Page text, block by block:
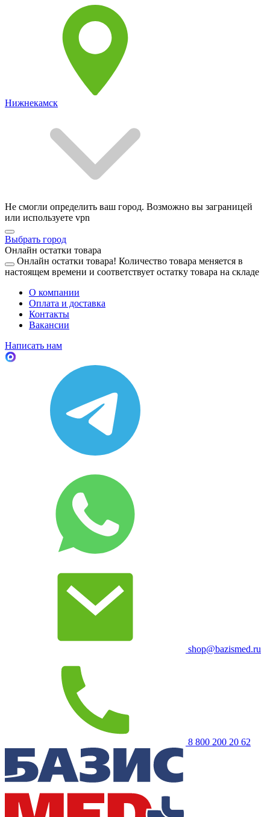
Нижнекамск
Не смогли определить ваш город. Возможно вы заграницей
или используете vpn
Выбрать город
Онлайн остатки товара
Онлайн остатки товара! Количество товара меняется в
настоящем времени и соответствует остатку товара на складе
О компании
Оплата и доставка
Контакты
Вакансии
Написать нам
shop@bazismed.ru
8 800 200 20 62